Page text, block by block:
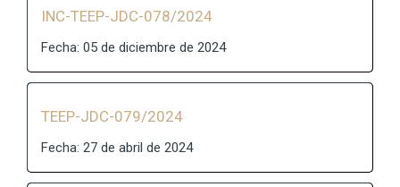
INC-TEEP-JDC-078/2024
Fecha: 05 de diciembre de 2024
TEEP-JDC-079/2024
Fecha: 27 de abril de 2024